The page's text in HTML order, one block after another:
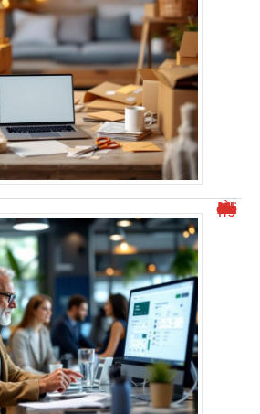
À quelle heure les virements bancaires passent Crédit Agricole ?